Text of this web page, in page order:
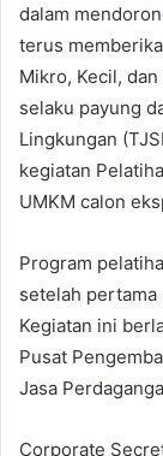
dalam
terus
Mikro, Kecil,
selaku payung
Lingkungan
kegiatan
UMKM calon
Program
setelah pertama
Kegiatan ini
Pusat
Jasa
Corporate